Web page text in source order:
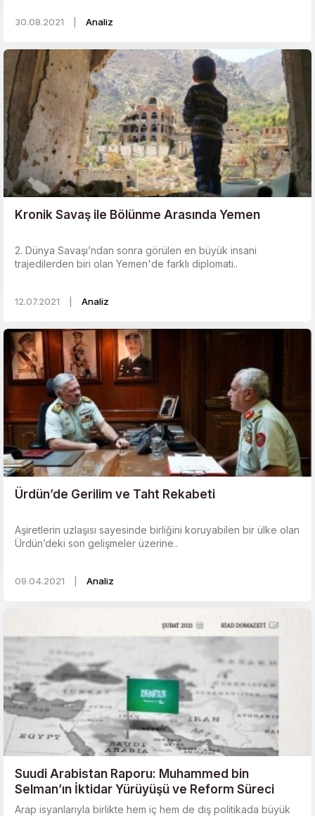
30.08.2021 Analiz
Kronik Savaş ile Bölünme Arasında Yemen
2. Dünya Savaşı’ndan sonra görülen en büyük insani
trajedilerden biri olan Yemen'de farklı diplomati..
12.07.2021 Analiz
Ürdün’de Gerilim ve Taht Rekabeti
Aşiretlerin uzlaşısı sayesinde birliğini koruyabilen bir ülke olan
Ürdün’deki son gelişmeler üzerine..
09.04.2021 Analiz
Suudi Arabistan Raporu: Muhammed bin
Selman’ın İktidar Yürüyüşü ve Reform Süreci
Arap isyanlarıyla birlikte hem iç hem de dış politikada büyük